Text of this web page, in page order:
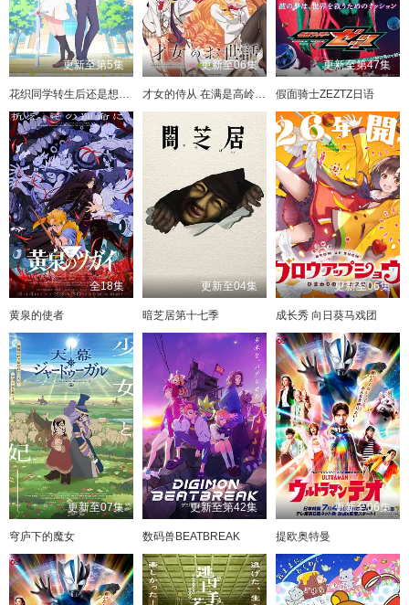
更新至第5集 更新至06集
才女的侍从 在满是高岭之花的贵族学校暗中照顾（毫无生活自理能力的）学院第一大小姐
更新至第47集
假面骑士ZEZTZ日语
全18集
黄泉的使者
更新至04集
暗芝居第十七季
更新至06集
成长秀 向日葵马戏团
更新至07集
穹庐下的魔女
更新至第42集
数码兽BEATBREAK
更新至06集
提欧奥特曼